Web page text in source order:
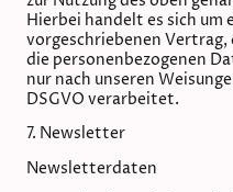
Hierbei handelt es sich
vorgeschriebenen
die personenbezogenen
nur nach unseren
DSGVO verarbeitet.
7. Newsletter
Newsletter­daten